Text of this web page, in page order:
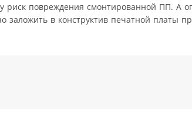
риск повреждения смонтированной ПП. А
заложить в конструктив печатной платы